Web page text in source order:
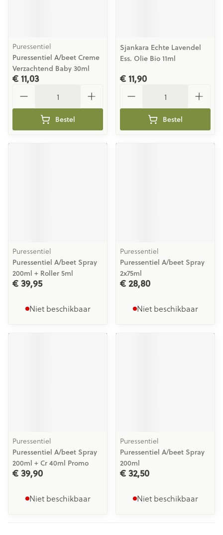
Puressentiel
Puressentiel A/beet Creme
Verzachtend Baby 30ml
€ 11,03
Bestel
Sjankara Echte Lavendel
Ess. Olie Bio 11ml
€ 11,90
Bestel
Puressentiel
Puressentiel A/beet Spray
200ml + Roller 5ml
€ 39,95
Niet beschikbaar
Puressentiel
Puressentiel A/beet Spray
2x75ml
€ 28,80
Niet beschikbaar
Puressentiel
Puressentiel A/beet Spray
200ml + Cr 40ml Promo
€ 39,90
Niet beschikbaar
Puressentiel
Puressentiel A/beet Spray
200ml
€ 32,50
Niet beschikbaar